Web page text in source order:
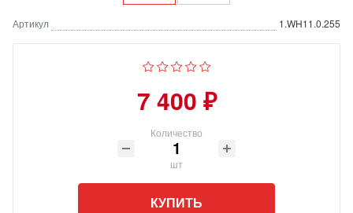
Артикул 1.WH11.0.255
7 400 ₽
Количество
шт
КУПИТЬ